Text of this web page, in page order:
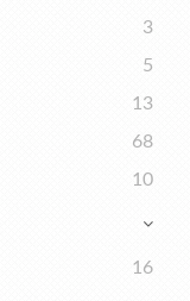
3
5
13
68
10
16